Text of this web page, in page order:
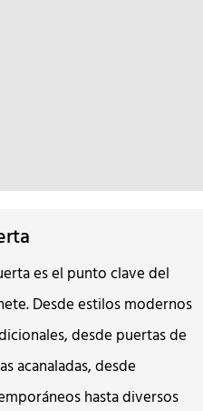
es el punto clave del
Desde estilos modernos
desde puertas de
acanaladas, desde
hasta diversos